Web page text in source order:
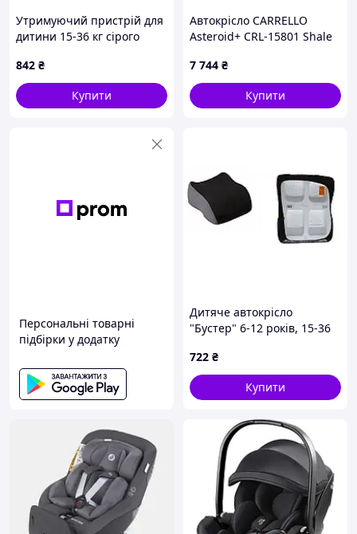
Утримуючий пристрій для
дитини 15-36 кг сірого
842 ₴
Купити
Автокрісло CARRELLO
Asteroid+ CRL-15801 Shale
поворотом та опорною
стійкою
7 744 ₴
Купити
Персональні товарні
підбірки у додатку
Дитяче автокрісло
"Бустер" 6-12 років, 15-36
(пінопласт) чорний
722 ₴
Купити